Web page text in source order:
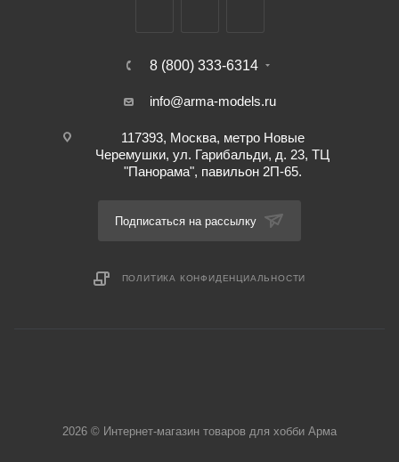
8 (800) 333-6314
info@arma-models.ru
117393, Москва, метро Новые
Черемушки, ул. Гарибальди, д. 23, ТЦ
"Панорама", павильон 2П-65.
Подписаться на рассылку
ПОЛИТИКА КОНФИДЕНЦИАЛЬНОСТИ
2026 © Интернет-магазин товаров для хобби Арма